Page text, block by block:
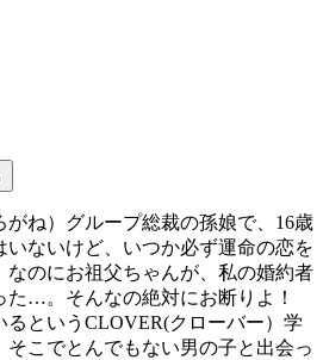
ね）グループ総裁の孫娘で、16歳
いないけど、いつか必ず運命の恋を
なのにお祖父ちゃんが、私の婚約者
た…。そんなの絶対にお断りよ！
るというCLOVER(クローバー）学
そこでとんでもない男の子と出会っ